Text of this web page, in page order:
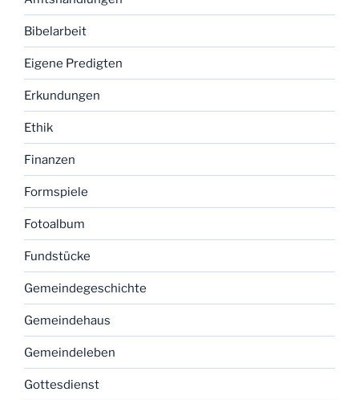
Bibelarbeit
Eigene Predigten
Erkundungen
Ethik
Finanzen
Formspiele
Fotoalbum
Fundstücke
Gemeindegeschichte
Gemeindehaus
Gemeindeleben
Gottesdienst